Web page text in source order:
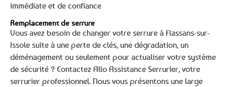
immédiate et de confiance
Remplacement de serrure
Vous avez besoin de changer votre serrure à Flassans-sur-
Issole suite à une perte de clés, une dégradation, un
déménagement ou seulement pour actualiser votre système
de sécurité ? Contactez Allo Assistance Serrurier, votre
serrurier professionnel. Nous vous présentons une large